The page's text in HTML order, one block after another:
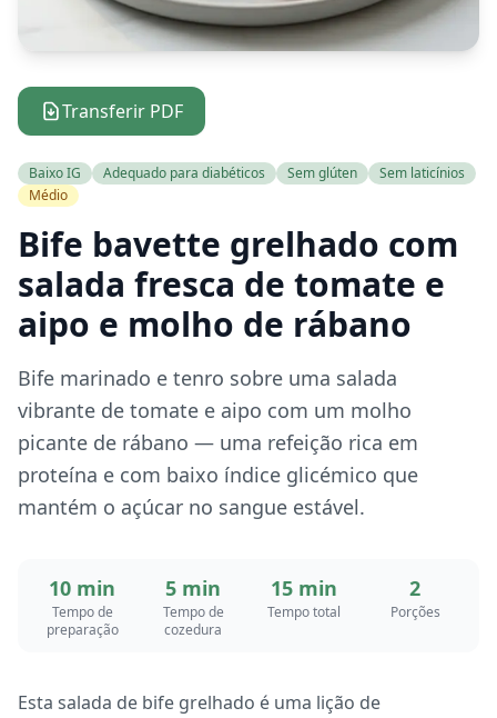
Transferir PDF
Baixo IG Adequado para diabéticos Sem glúten
Sem laticínios
Médio
Bife bavette grelhado com
salada fresca de tomate e
aipo e molho de rábano
Bife marinado e tenro sobre uma salada
vibrante de tomate e aipo com um molho
picante de rábano — uma refeição rica em
proteína e com baixo índice glicémico que
mantém o açúcar no sangue estável.
10 min
Tempo de
preparação
5 min
Tempo de
cozedura
15 min
Tempo total
2
Porções
Esta salada de bife grelhado é uma lição de